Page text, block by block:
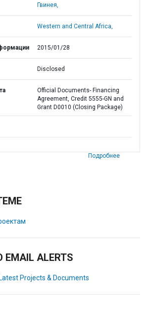
Гвинея,
Western and Central Africa,
2015/01/28
Disclosed
Official Documents- Financing
Agreement, Credit 5555-GN and
Grant D0010 (Closing Package)
Подробнее
EMAIL ALERTS
Projects & Documents